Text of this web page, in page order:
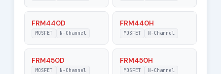
FRM440D
MOSFET N-Channel
FRM440H
MOSFET N-Channel
FRM450D
MOSFET N-Channel
FRM450H
MOSFET N-Channel